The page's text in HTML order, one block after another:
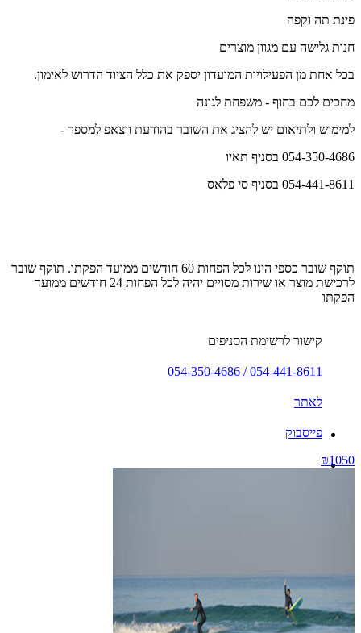
פינת תה וקפה
חנות גלישה עם מגוון מוצרים
בכל אחת מן הפעילויות המועדון יספק את כלל הציוד הדרוש לאימון.
מחכים לכם בחוף - משפחת לגונה
למימוש ולתיאום יש להציג את השובר בהודעת ווצאפ למספר -
054-350-4686 בסניף תאיו
054-441-8611 בסניף סי פלאס
תוקף שובר כספי הינו לכל הפחות 60 חודשים ממועד הפקתו. תוקף שובר
לרכישת מוצר או שירות מסויים יהיה לכל הפחות 24 חודשים ממועד
הפקתו
קישור לרשימת הסניפים
054-441-8611 / 054-350-4686
לאתר
פייסבוק
₪1050